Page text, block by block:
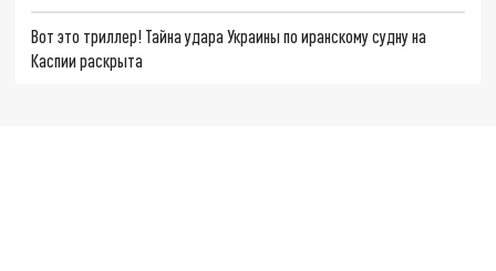
Вот это триллер! Тайна удара Украины по иранскому судну на
Каспии раскрыта